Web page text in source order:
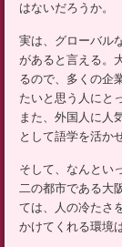
はないだろうか。
実は、グローバル
があると言える。
るので、多くの企
たいと思う人にと
また、外国人に人
として語学を活か
そして、なんとい
二の都市である大
ては、人の冷たさ
かけてくれる環境